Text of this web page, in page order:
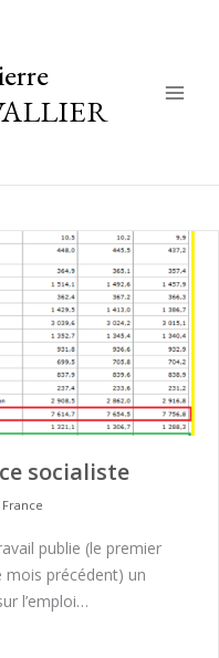
socialiste
France
publie (le premier
mois précédent) un
l’emploi…